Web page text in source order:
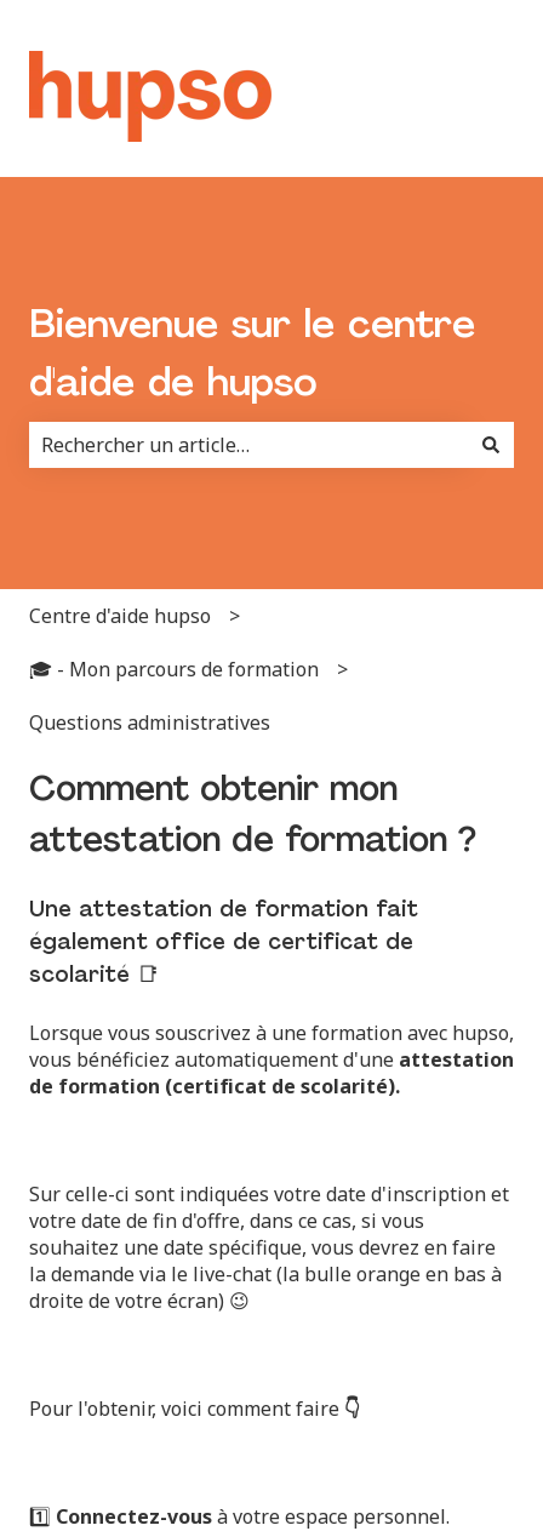
Bienvenue sur le centre
d'aide de hupso
Centre d'aide hupso
🎓 - Mon parcours de formation
Questions administratives
Comment obtenir mon
attestation de formation ?
Une attestation de formation fait
également office de certificat de
scolarité 📑
Lorsque vous souscrivez à une formation avec hupso,
vous bénéficiez automatiquement d'une attestation
de formation (certificat de scolarité).
Sur celle-ci sont indiquées votre date d'inscription et
votre date de fin d'offre, dans ce cas, si vous
souhaitez une date spécifique, vous devrez en faire
la demande via le live-chat (la bulle orange en bas à
droite de votre écran) 😉
Pour l'obtenir, voici comment faire 👇
1️⃣ Connectez-vousà votre espace personnel.